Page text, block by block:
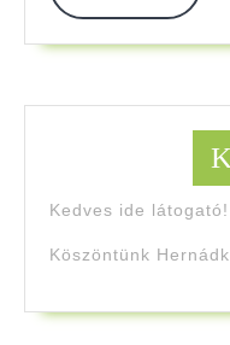
more
Kedves ide látogató!
Köszöntünk